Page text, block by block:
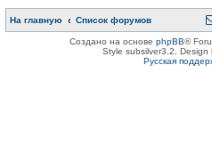
На главную Список форумов
Создано на основе phpBB®
Style subsilver3.2. Design
Русская